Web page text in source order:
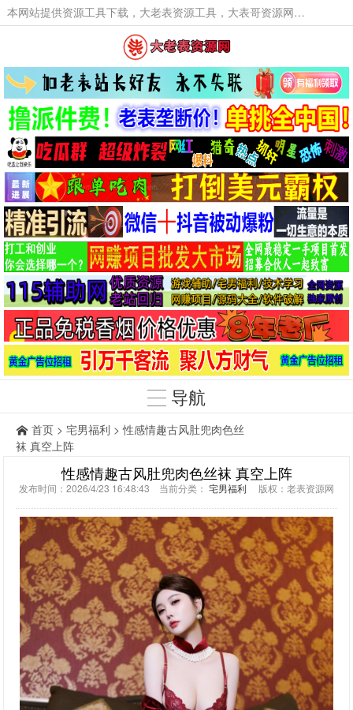
本网站提供资源工具下载，大老表资源工具，大表哥资源网软件工具，大老表资源下载，活动线报福利资源分享,活动线报，大型网游经典游戏，网络热门技术游戏辅助交流与分享。
导航
首页 > 宅男福利 > 性感情趣古风肚兜肉色丝
袜 真空上阵
性感情趣古风肚兜肉色丝袜 真空上阵
发布时间：2026/4/23 16:48:43 当前分类： 宅男福利 版权：老表资源网